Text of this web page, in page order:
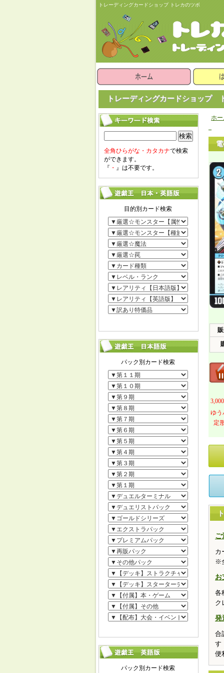
トレーディングカードショップ トレカのツボ
トレーディングカードショップ
検索
全角ひらがな・カタカナで検索
ができます。
『 ・ 』は不要です。
ホ
ゆう
定
ご
カ
※
お
各
ク
発
合
す
便